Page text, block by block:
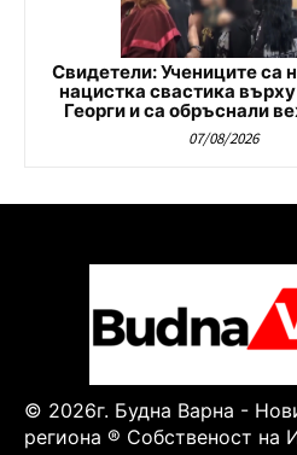
Свидетели: Учениците са
нацистка свастика
Георги и са обръснали
07/08/2026
© 2026г. Будна Варна -
региона ® Собственост на